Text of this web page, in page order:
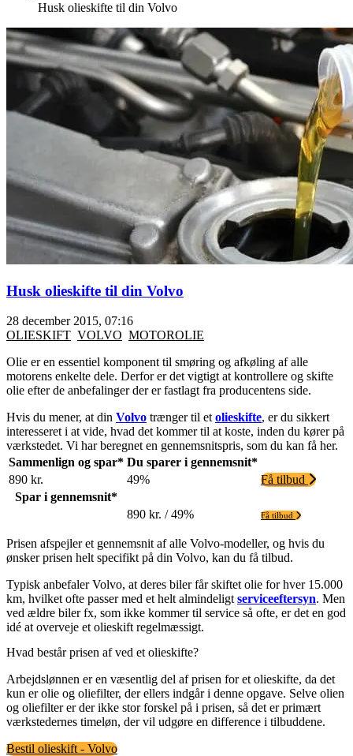
Husk olieskifte til din Volvo
Husk olieskifte til din Volvo
28 december 2015, 07:16
OLIESKIFT VOLVO MOTOROLIE
Olie er en essentiel komponent til smøring og afkøling af alle
motorens enkelte dele. Derfor er det vigtigt at kontrollere og skifte
olie efter de anbefalinger der er fastlagt fra producentens side.
Hvis du mener, at din Volvo trænger til etolieskifte, er du sikkert
interesseret i at vide, hvad det kommer til at koste, inden du kører på
værkstedet. Vi har beregnet en gennemsnitspris, som du kan få her.
Sammenlign og spar* Du sparer i gennemsnit*
890 kr.
49%
Få tilbud
Spar i gennemsnit*
890 kr. / 49%
Få tilbud
Prisen afspejler et gennemsnit af alle Volvo-modeller, og hvis du
ønsker prisen helt specifikt på din Volvo, kan du få tilbud.
Typisk anbefaler Volvo, at deres biler får skiftet olie for hver 15.000
km, hvilket ofte passer med et helt almindeligtserviceeftersyn. Men
ved ældre biler fx, som ikke kommer til service så ofte, er det en god
idé at overveje et olieskift regelmæssigt.
Hvad består prisen af ved et olieskifte?
Arbejdslønnen er en væsentlig del af prisen for et olieskifte, da det
kun er olie og oliefilter, der ellers indgår i denne opgave. Selve olien
og oliefilter er der ikke stor forskel på i prisen, så det er primært
værkstedernes timeløn, der vil udgøre en difference i tilbuddene.
Bestil olieskift - Volvo